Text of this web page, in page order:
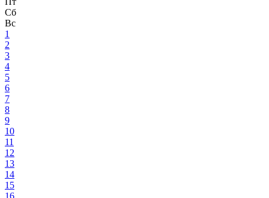
Сб
Вс
1
2
3
4
5
6
7
8
9
10
11
12
13
14
15